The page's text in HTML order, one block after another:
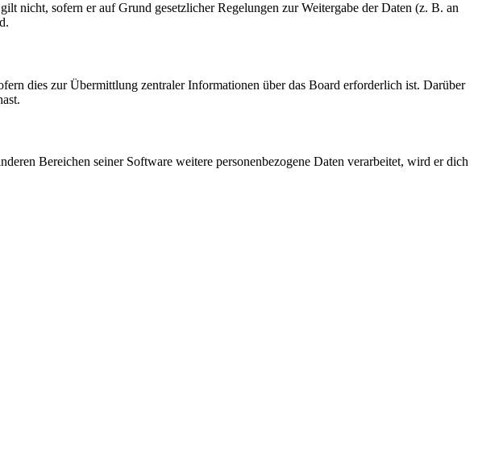
nicht, sofern er auf Grund gesetzlicher Regelungen zur Weitergabe der Daten (z. B. an
dies zur Übermittlung zentraler Informationen über das Board erforderlich ist. Darüber
Bereichen seiner Software weitere personenbezogene Daten verarbeitet, wird er dich